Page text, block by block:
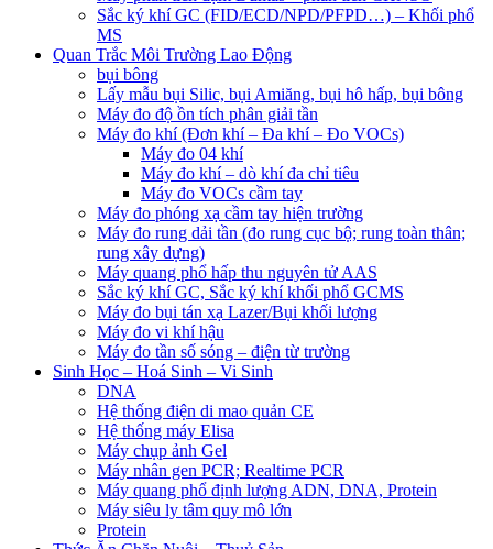
Sắc ký khí GC (FID/ECD/NPD/PFPD…) – Khối phổ
MS
Quan Trắc Môi Trường Lao Động
bụi bông
Lấy mẫu bụi Silic, bụi Amiăng, bụi hô hấp, bụi bông
Máy đo độ ồn tích phân giải tần
Máy đo khí (Đơn khí – Đa khí – Đo VOCs)
Máy đo 04 khí
Máy đo khí – dò khí đa chỉ tiêu
Máy đo VOCs cầm tay
Máy đo phóng xạ cầm tay hiện trường
Máy đo rung dải tần (đo rung cục bộ; rung toàn thân;
rung xây dựng)
Máy quang phổ hấp thu nguyên tử AAS
Sắc ký khí GC, Sắc ký khí khối phổ GCMS
Máy đo bụi tán xạ Lazer/Bụi khối lượng
Máy đo vi khí hậu
Máy đo tần số sóng – điện từ trường
Sinh Học – Hoá Sinh – Vi Sinh
DNA
Hệ thống điện di mao quản CE
Hệ thống máy Elisa
Máy chụp ảnh Gel
Máy nhân gen PCR; Realtime PCR
Máy quang phổ định lượng ADN, DNA, Protein
Máy siêu ly tâm quy mô lớn
Protein